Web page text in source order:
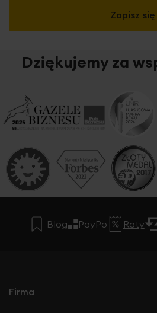
Zapisz się
Dziękujemy za
Blog PayPo Raty
Firma